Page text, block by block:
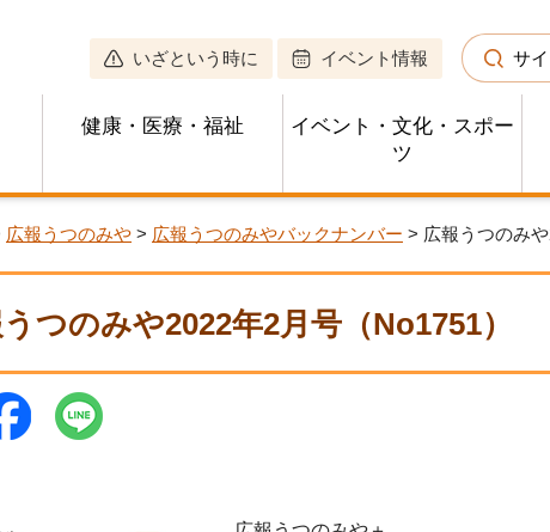
いざという時に イベント情報 サ
健康・医療・福祉
イベント・文化・スポー
ツ
広報うつのみや > 広報うつのみやバックナンバー > 広報うつのみ
つのみや2022年2月号（No1751）